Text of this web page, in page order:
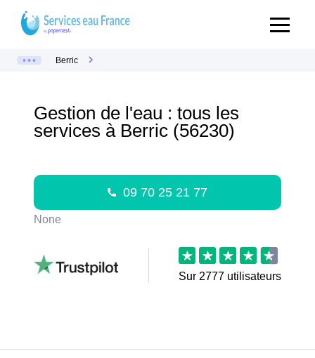
Berric
Gestion de l'eau : tous les
services à Berric (56230)
09 70 25 21 77
None
Sur 2777 utilisateurs